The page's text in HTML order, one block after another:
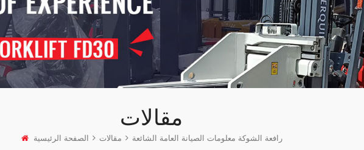
مقالات
الصفحة الرئيسية مقالات رافعة الشوكة معلومات الصيانة العامة الشائعة